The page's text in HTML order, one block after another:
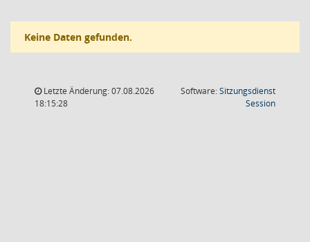
Keine Daten gefunden.
Letzte Änderung: 07.08.2026
18:15:28
Software:Sitzungsdienst
Session(Wird in